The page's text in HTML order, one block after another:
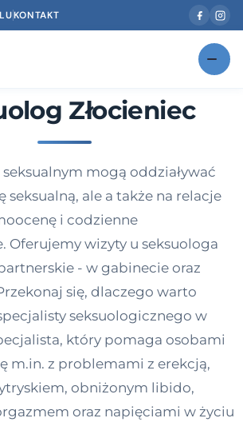
KONTAKT
NOWOŚĆ Złocieniec
seksualnym mogą oddziaływać
seksualną, ale a także na relacje
i codzienne
Oferujemy wizyty u seksuologa
- w gabinecie oraz
się, dlaczego warto
seksuologicznego w
który pomaga osobami
m.in. z problemami z erekcją,
obniżonym libido,
oraz napięciami w życiu